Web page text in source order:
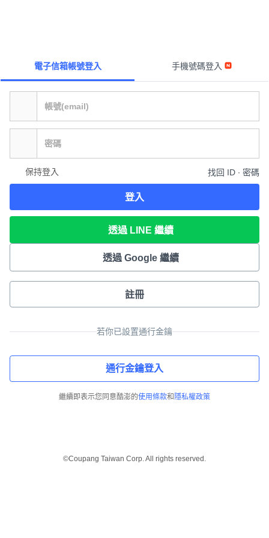
電子信箱帳號登入 手機號碼登入
保持登入 找回 ID ∙ 密碼
登入
透過 LINE 繼續
透過 Google 繼續
註冊
若你已設置通行金鑰
通行金鑰登入
繼續即表示您同意酷澎的使用條款和 隱私權政策
©Coupang Taiwan Corp. All rights reserved.